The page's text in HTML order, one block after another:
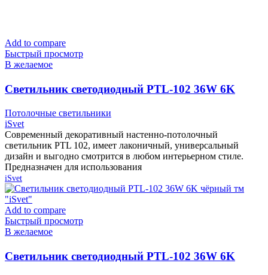
Add to compare
Быстрый просмотр
В желаемое
Cветильник светодиодный PTL-102 36W 6K
Потолочные светильники
iSvet
Современный декоративный настенно-потолочный
светильник PTL 102, имеет лаконичный, универсальный
дизайн и выгодно смотрится в любом интерьерном стиле.
Предназначен для использования
iSvet
Add to compare
Быстрый просмотр
В желаемое
Cветильник светодиодный PTL-102 36W 6K